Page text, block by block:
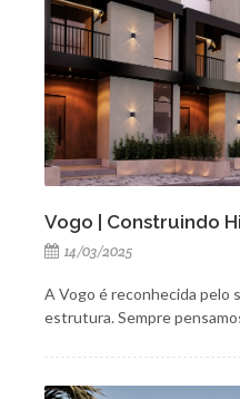
Vogo | Construindo
14/03/2025
A Vogo é reconhecida pelo
estrutura. Sempre